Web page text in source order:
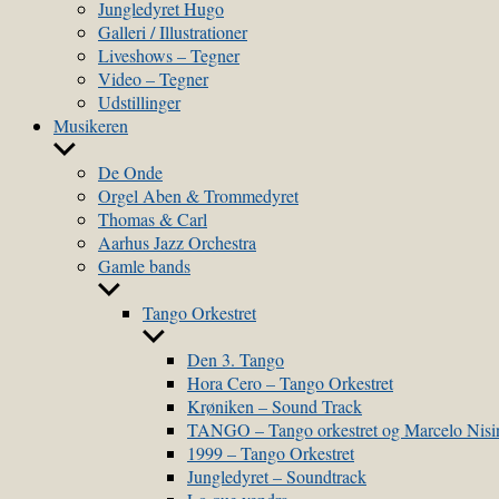
menu
Jungledyret Hugo
Galleri / Illustrationer
Liveshows – Tegner
Video – Tegner
Udstillinger
Musikeren
Show
menu
De Onde
Orgel Aben & Trommedyret
Thomas & Carl
Aarhus Jazz Orchestra
Gamle bands
Show
Tango Orkestret
Show
menu
Den 3. Tango
Hora Cero – Tango Orkestret
Krøniken – Sound Track
TANGO – Tango orkestret og Marcelo
1999 – Tango Orkestret
Jungledyret – Soundtrack